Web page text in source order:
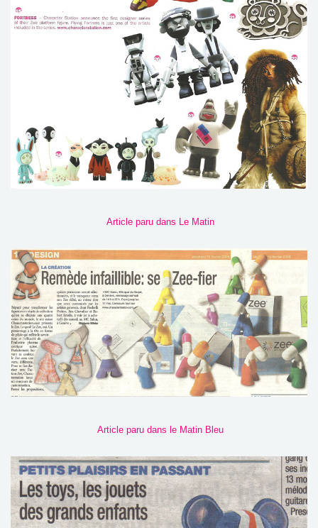
Article paru dans Le Matin
Article paru dans le Matin Bleu